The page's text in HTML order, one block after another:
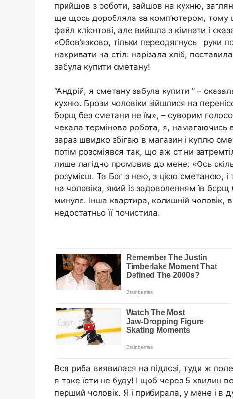
прийшов з роботи, зайшов на кухню,
ще щось доробляла за комп’ютером, тому
файл клієнтові, але вийшла з кімнати і
«Обов’язково, тільки переодягнусь і
накривати на стіл: нарізала хліб,
забула купити сметану!
“Андрій, я сметану забула купити ” –
кухню. Брови чоловіки зійшлися на
борщ без сметани не їм», – суворим
чекала термінова робота, я, намагаючись
зараз швидко збігаю в магазин і куплю
потім розсміявся так, що аж стіни
лише лагідно промовив до мене: «Ось
розумієш. Та Бог з нею, з цією сметаною,
на чоловіка, який із задоволенням їв
минуле. Інша квартира, колишній чоловік,
недостатньо її почистила.
Вся риба виявилася на підлозі, туди ж
я таке їсти не буду! І щоб через 5 хвилин
перший чоловік. Я і прибирала, у мене і в